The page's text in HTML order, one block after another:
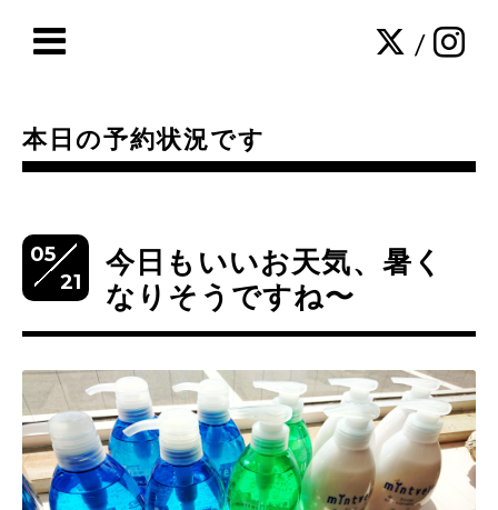
/
本日の予約状況です
05
21
今日もいいお天気、暑く
なりそうですね〜